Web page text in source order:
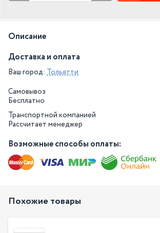
Описание
Доставка и оплата
Ваш город: Тольятти
Самовывоз
Бесплатно
Транспортной компанией
Рассчитает менеджер
Возможные способы оплаты:
Похожие товары